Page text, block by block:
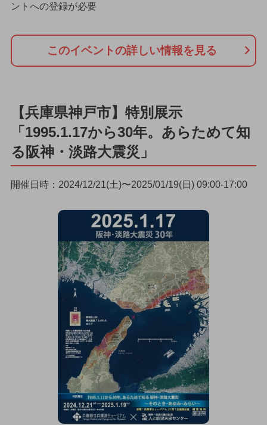
ントへの登録が必要
このイベントの詳しい情報を見る
【兵庫県神戸市】特別展示
「1995.1.17から30年。あらためて知
る阪神・淡路大震災」
開催日時：2024/12/21(土)〜2025/01/19(日) 09:00-17:00